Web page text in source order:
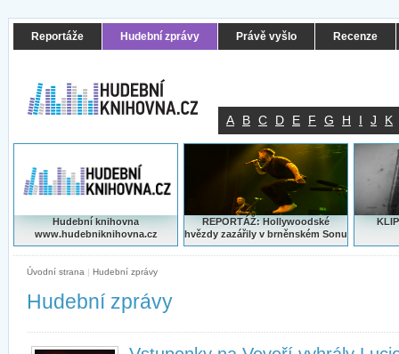
Reportáže Hudební zprávy Právě vyšlo Recenze
A B C D E F G H I J K
Hudební knihovna
www.hudebniknihovna.cz
REPORTÁŽ: Hollywoodské
hvězdy zazářily v brněnském Sonu
Úvodní strana | Hudební zprávy
Hudební zprávy